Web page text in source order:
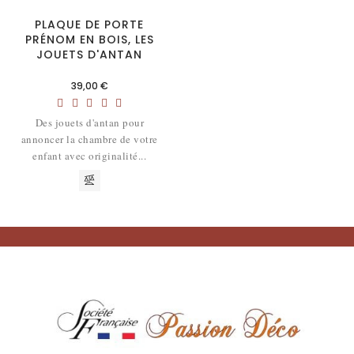
PLAQUE DE PORTE
PRÉNOM EN BOIS, LES
JOUETS D'ANTAN
Prix
39,00 €
Des jouets d'antan pour
annoncer la chambre de votre
enfant avec originalité...